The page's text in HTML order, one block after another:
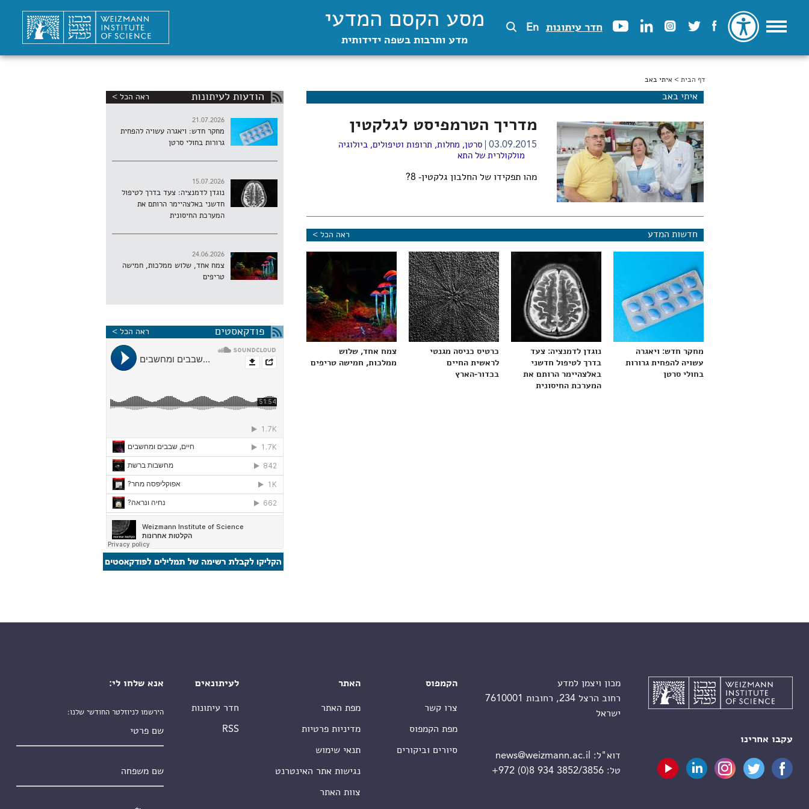
חדר עיתונות En מסע הקסם המדעי
מדע ותרבות בשפה ידידותית
הינך נמצא כאן
דף הבית > איתי באב
איתי באב
מדריך הטרמפיסט לגלקטין
03.09.2015 סרטן, מחלות, תרופות וטיפולים,ביולוגיה
מולקולרית של התא
מהו תפקידו של החלבון גלקטין- 8?
חדשות המדע ראה הכל >
מחקר חדש: ויאגרה
עשויה להפחית גרורות
בחולי סרטן
נוגדן לדמנציה: צעד
בדרך לטיפול חדשני
באלצהיימר הרותם את
המערכת החיסונית
כרטיס כניסה מגנטי
לראשית החיים
בכדור-הארץ
צמח אחד, שלוש
ממלכות, חמישה טריפים
הודעות לעיתונות ראה הכל >
21.07.2026
מחקר חדש: ויאגרה עשויה להפחית
גרורות בחולי סרטן
15.07.2026
נוגדן לדמנציה: צעד בדרך לטיפול
חדשני באלצהיימר הרותם את
המערכת החיסונית
24.06.2026
צמח אחד, שלוש ממלכות, חמישה
טריפים
פודקאסטים ראה הכל >
עקבו אחרינו
מכון ויצמן למדע
רחוב הרצל 234, רחובות 7610001
ישראל
דוא"ל:
news@weizmann.ac.il
טל:+972 (0)8 934 3852/3856
הקמפוס
צרו קשר
מפת הקמפוס
סיורים וביקורים
האתר
מפת האתר
מדיניות פרטיות
תנאי שימוש
נגישות אתר האינטרנט
צוות האתר
לעיתונאים
חדר עיתונות
RSS
אנא שלחו לי:
הירשמו לניוזלטר החודשי שלנו: